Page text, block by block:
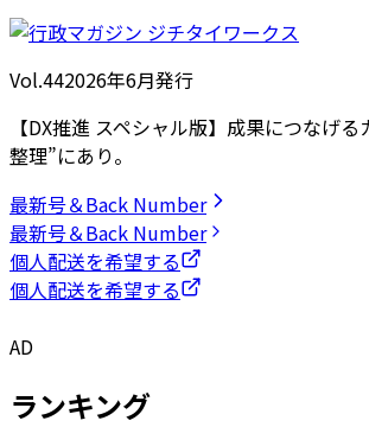
Vol.442026年6月発行
【DX推進 スペシャル版】成果につなげ
整理”にあり。
最新号＆Back Number
最新号＆Back Number
個人配送を希望する
個人配送を希望する
AD
ランキング